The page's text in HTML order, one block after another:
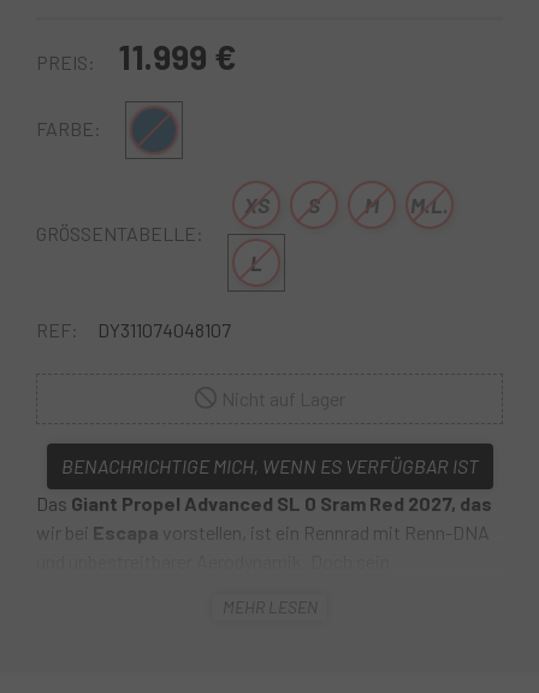
PREIS: 11.999 €
FARBE: Blau grau
GRÖSSENTABELLE:
XS S M M.L.
L
REF: DY311074048107
BENACHRICHTIGE MICH, WENN ES VERFÜGBAR IST
Das Giant Propel Advanced SL 0 Sram Red 2027, das
wir bei Escapa vorstellen, ist ein Rennrad mit Renn-DNA
Spitzenwettkämpfe hinaus. Das Propel der nächsten
MEHR LESEN